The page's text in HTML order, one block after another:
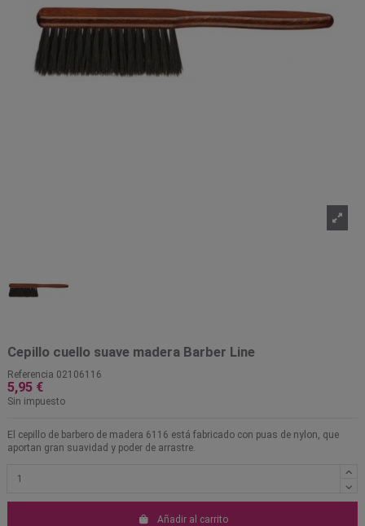
Cepillo cuello suave madera Barber Line
Referencia 02106116
5,95 €
Sin impuesto
El cepillo de barbero de madera 6116 está fabricado con puas de nylon, que
aportan gran suavidad y poder de arrastre.
Añadir al carrito